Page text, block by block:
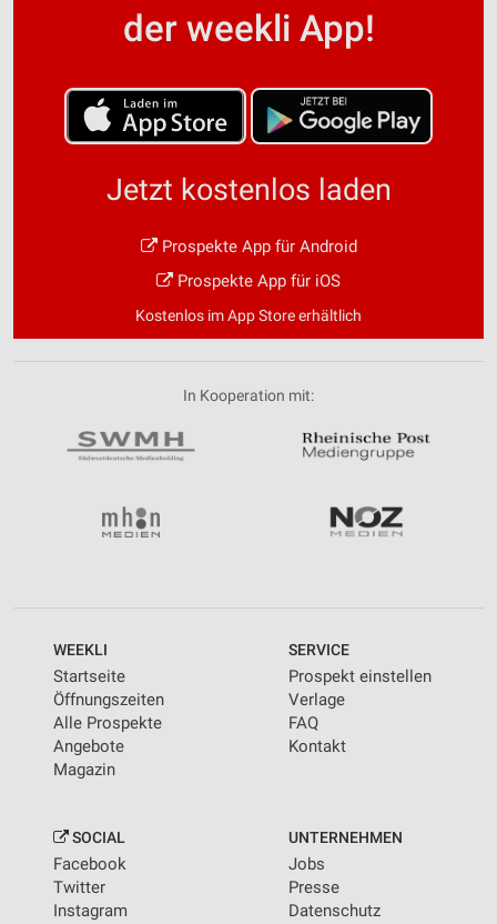
der weekli App!
Jetzt kostenlos laden
Prospekte App für Android
Prospekte App für iOS
Kostenlos im App Store erhältlich
In Kooperation mit:
WEEKLI
Startseite
Öffnungszeiten
Alle Prospekte
Angebote
Magazin
SERVICE
Prospekt einstellen
Verlage
FAQ
Kontakt
SOCIAL
Facebook
Twitter
Instagram
UNTERNEHMEN
Jobs
Presse
Datenschutz